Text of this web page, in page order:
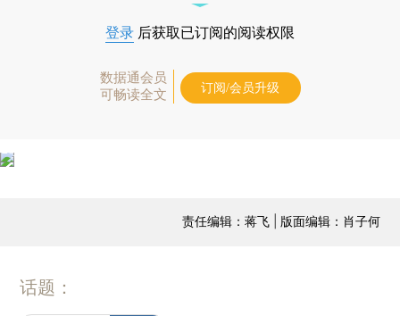
登录 后获取已订阅的阅读权限
数据通会员
可畅读全文
订阅/会员升级
责任编辑：蒋飞 | 版面编辑：肖子何
话题：